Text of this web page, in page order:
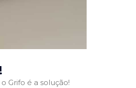
Grifo é a solução!